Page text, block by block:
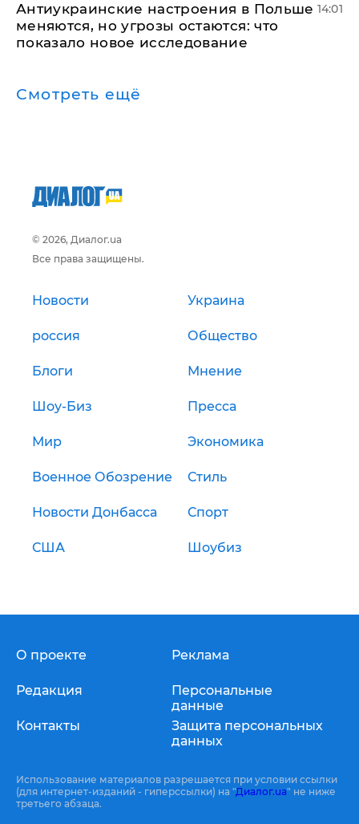
Антиукраинские настроения в Польше
меняются, но угрозы остаются: что
показало новое исследование
14:01
Смотреть ещё
© 2026, Диалог.ua
Все права защищены.
Новости Украина
россия Общество
Блоги Мнение
Шоу-Биз Пресса
Мир Экономика
Военное Обозрение Стиль
Новости Донбасса Спорт
США Шоубиз
О проекте
Редакция
Контакты
Реклама
Персональные
данные
Защита персональных
данных
Использование материалов разрешается при условии ссылки
(для интернет-изданий - гиперссылки) на "Диалог.ua" не ниже
третьего абзаца.